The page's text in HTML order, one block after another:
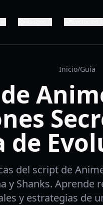
Inicio/Guía
de
del script de
y Shanks. Aprende
y estrategias de